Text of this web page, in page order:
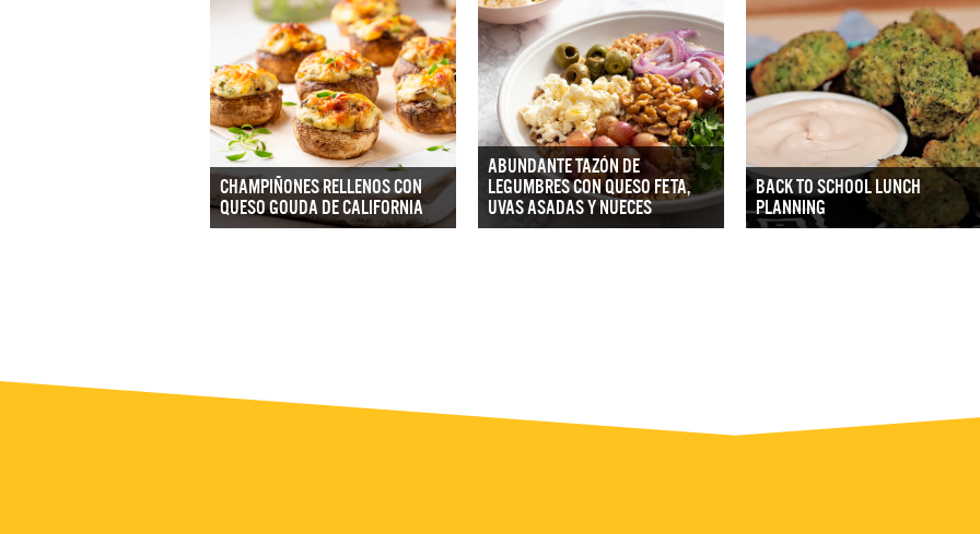
CHAMPIÑONES RELLENOS CON
QUESO GOUDA DE CALIFORNIA
ABUNDANTE TAZÓN DE
LEGUMBRES CON QUESO FETA,
UVAS ASADAS Y NUECES
BACK TO SCHOOL LUNCH
PLANNING